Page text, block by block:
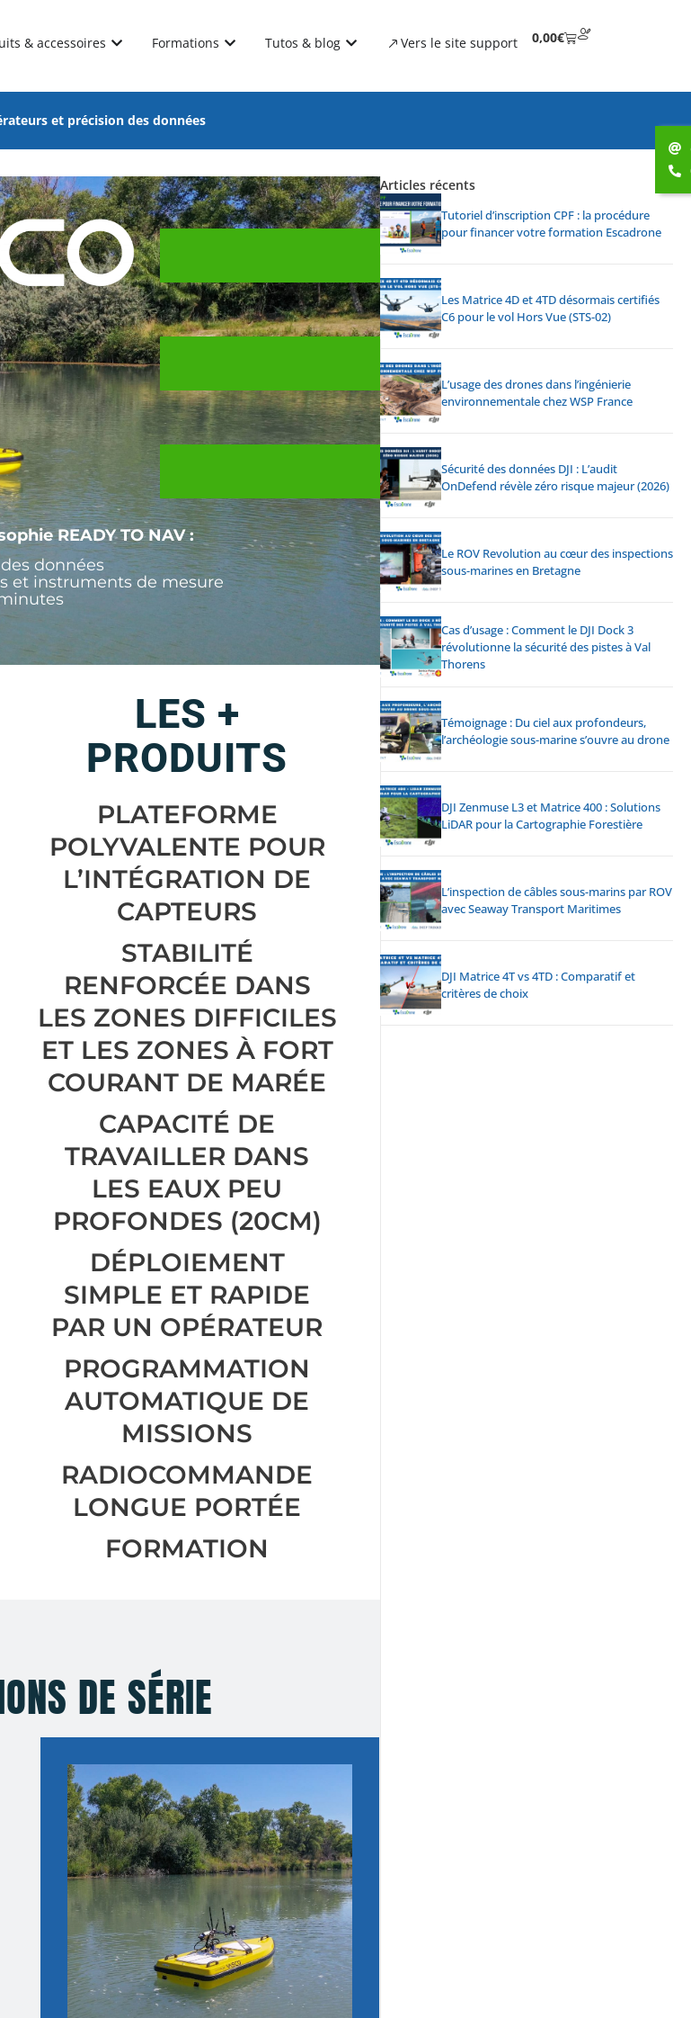
& accessoires Formations Tutos & blog Vers le site support 0,00€
et précision des données
READY TO NAV :
données
et instruments de mesure
LES +
PRODUITS
PLATEFORME
POLYVALENTE POUR
L’INTÉGRATION DE
CAPTEURS
STABILITÉ
RENFORCÉE DANS
LES ZONES DIFFICILES
ET LES ZONES À FORT
COURANT DE MARÉE
CAPACITÉ DE
TRAVAILLER DANS
LES EAUX PEU
PROFONDES (20CM)
DÉPLOIEMENT
SIMPLE ET RAPIDE
PAR UN OPÉRATEUR
PROGRAMMATION
AUTOMATIQUE DE
MISSIONS
RADIOCOMMANDE
LONGUE PORTÉE
FORMATION
DE SÉRIE
Articles récents
Tutoriel d’inscription CPF : la procédure
pour financer votre formation Escadrone
Les Matrice 4D et 4TD désormais certifiés
C6 pour le vol Hors Vue (STS-02)
L’usage des drones dans l’ingénierie
environnementale chez WSP France
Sécurité des données DJI : L’audit
OnDefend révèle zéro risque majeur (2026)
Le ROV Revolution au cœur des inspections
sous-marines en Bretagne
Cas d’usage : Comment le DJI Dock 3
révolutionne la sécurité des pistes à Val
Thorens
Témoignage : Du ciel aux profondeurs,
l’archéologie sous-marine s’ouvre au drone
DJI Zenmuse L3 et Matrice 400 : Solutions
LiDAR pour la Cartographie Forestière
L’inspection de câbles sous-marins par ROV
avec Seaway Transport Maritimes
DJI Matrice 4T vs 4TD : Comparatif et
critères de choix